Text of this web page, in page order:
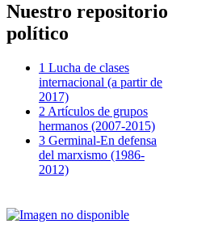
Nuestro repositorio
político
1 Lucha de clases
internacional (a partir de
2017)
2 Artículos de grupos
hermanos (2007-2015)
3 Germinal-En defensa
del marxismo (1986-
2012)